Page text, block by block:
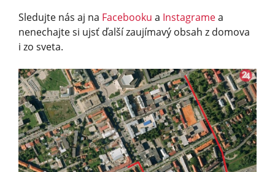
Sledujte nás aj na Facebooku a Instagramea
nenechajte si ujsť ďalší zaujímavý obsah z domova
i zo sveta.